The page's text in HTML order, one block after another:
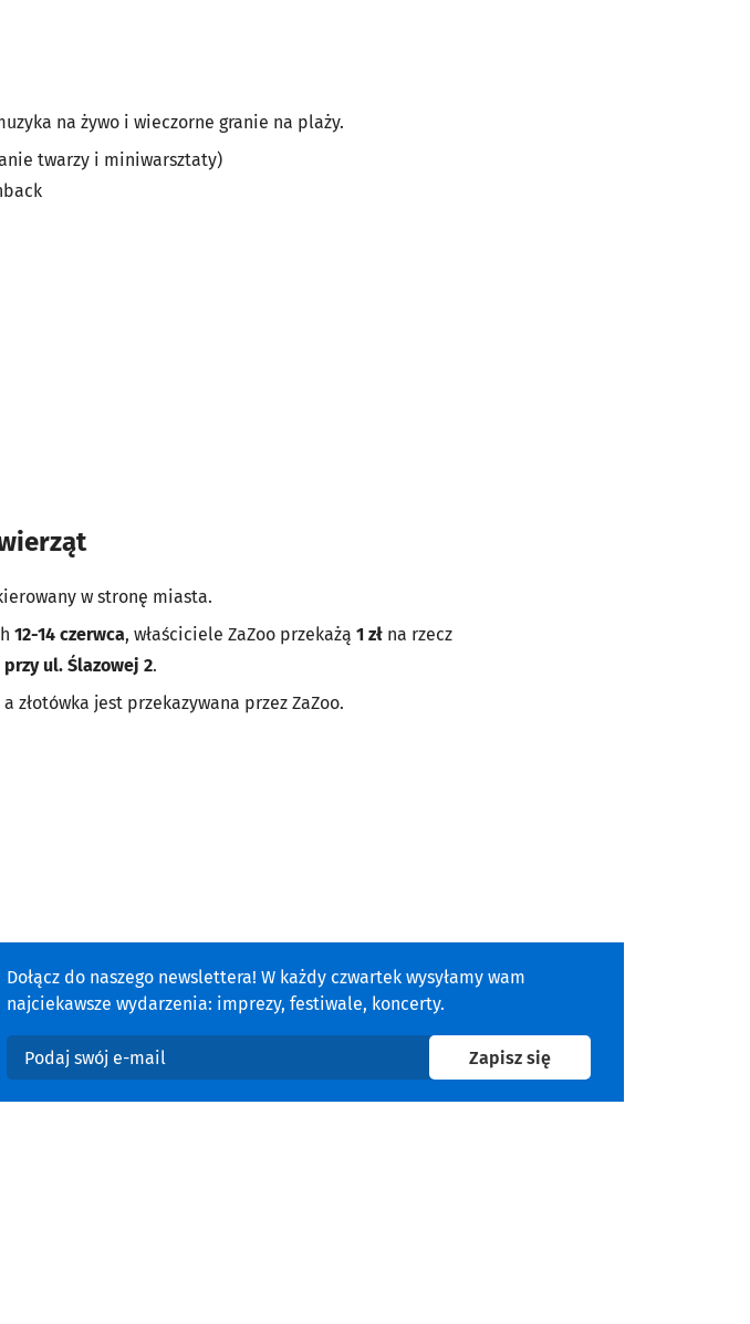
na żywo i wieczorne granie na plaży.
twarzy i miniwarsztaty)
w stronę miasta.
12-14 czerwca, właściciele ZaZoo przekażą 1 zł na rzecz
ul. Ślazowej 2.
złotówka jest przekazywana przez ZaZoo.
Dołącz do naszego newslettera! W każdy czwartek wysyłamy wam
najciekawsze wydarzenia: imprezy, festiwale, koncerty.
Podaj swój e-mail
Zapisz sięna newsletter